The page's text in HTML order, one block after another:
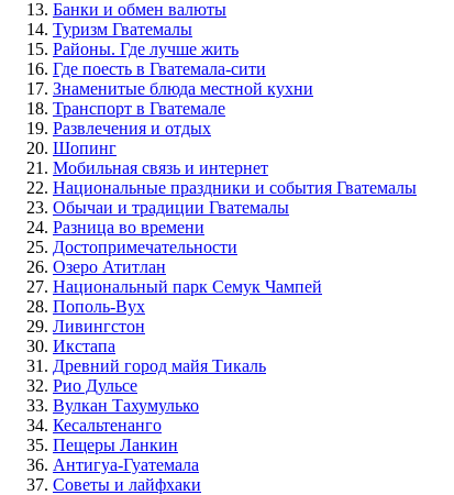
Банки и обмен валюты
Туризм Гватемалы
Районы. Где лучше жить
Где поесть в Гватемала-сити
Знаменитые блюда местной кухни
Транспорт в Гватемале
Развлечения и отдых
Шопинг
Мобильная связь и интернет
Национальные праздники и события Гватемалы
Обычаи и традиции Гватемалы
Разница во времени
Достопримечательности
Озеро Атитлан
Национальный парк Cемук Чампей
Пополь-Вух
Ливингстон
Икстапа
Древний город майя Тикаль
Рио Дульсе
Вулкан Тахумулько
Кесальтенанго
Пещеры Ланкин
Антигуа-Гуатемала
Советы и лайфхаки